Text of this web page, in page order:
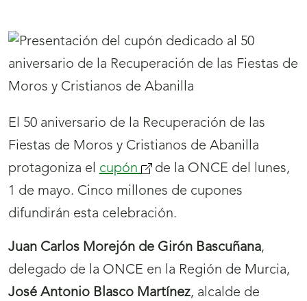
El 50 aniversario de la Recuperación de las
Fiestas de Moros y Cristianos de Abanilla
protagoniza el cupón (se
abrirá
nueva
ventana)
de la ONCE del lunes,
1 de mayo. Cinco millones de cupones
difundirán esta celebración.
Juan Carlos Morejón de Girón Bascuñana,
delegado de la ONCE en la Región de Murcia,
José Antonio Blasco Martínez, alcalde de